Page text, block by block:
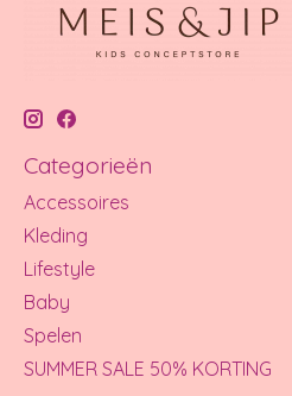
Categorieën
Accessoires
Kleding
Lifestyle
Baby
Spelen
SUMMER SALE 50% KORTING